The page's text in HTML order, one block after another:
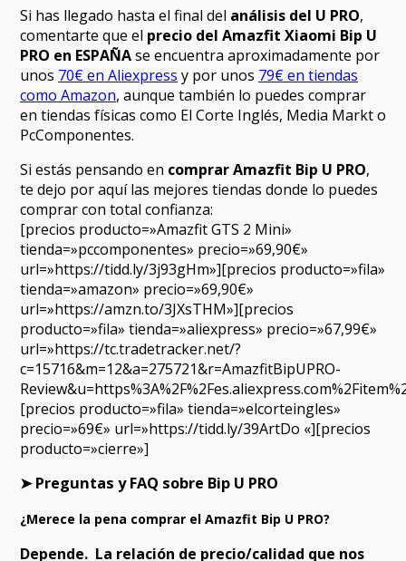
Si has llegado hasta el final del análisis del U PRO,
comentarte que el precio del Amazfit Xiaomi Bip U
PRO en ESPAÑAse encuentra aproximadamente por
unos 70€ en Aliexpress y por unos 79€ en tiendas
como Amazon, aunque también lo puedes comprar
en tiendas físicas como El Corte Inglés, Media Markt o
PcComponentes.
Si estás pensando en comprar Amazfit Bip U PRO,
te dejo por aquí las mejores tiendas donde lo puedes
comprar con total confianza:
[precios producto=»Amazfit GTS 2 Mini»
tienda=»pccomponentes» precio=»69,90€»
url=»https://tidd.ly/3j93gHm»][precios producto=»fila»
tienda=»amazon» precio=»69,90€»
url=»https://amzn.to/3JXsTHM»][precios
producto=»fila» tienda=»aliexpress» precio=»67,99€»
url=»https://tc.tradetracker.net/?
c=15716&m=12&a=275721&r=AmazfitBipUPRO-
[precios producto=»fila» tienda=»elcorteingles»
precio=»69€» url=»https://tidd.ly/39ArtDo «][precios
producto=»cierre»]
➤ Preguntas y FAQ sobre Bip U PRO
¿Merece la pena comprar el Amazfit Bip U PRO?
Depende. La relación de precio/calidad que nos